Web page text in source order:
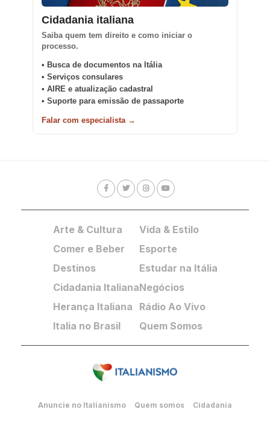
Cidadania italiana
Saiba quem tem direito e como iniciar o
processo.
• Busca de documentos na Itália
• Serviços consulares
• AIRE e atualização cadastral
• Suporte para emissão de passaporte
Falar com especialista →
Arte & Cultura
Comer e Beber
Destinos
Cidadania Italiana
Herança Italiana
Italia no Brasil
Vida & Estilo
Esporte
Estudar na Itália
Negócios
Rádio Ao Vivo
Quem Somos
Anuncie no Italianismo Quem somos Cidadania